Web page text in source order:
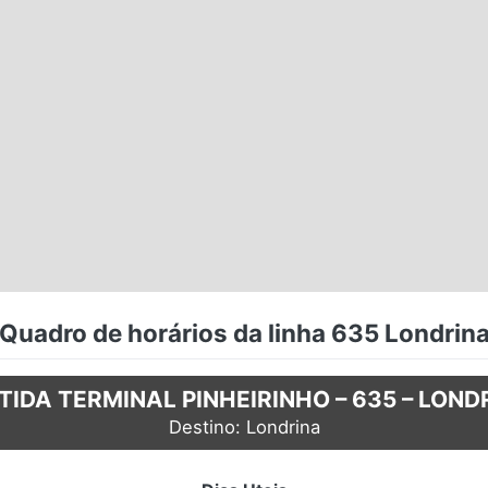
Quadro de horários da linha 635 Londrina
TERMINAL PINHEIRINHO – 635 –
Destino: Londrina